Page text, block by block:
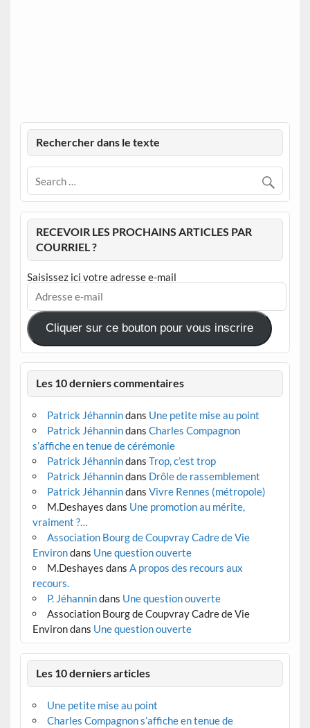
Rechercher dans le texte
RECEVOIR LES PROCHAINS ARTICLES PAR
COURRIEL ?
Saisissez ici votre adresse e-mail
Adresse
mail
Cliquer sur ce bouton pour vous inscrire
Les 10 derniers commentaires
Patrick Jéhannindans Une petite mise au point
Patrick Jéhannindans Charles Compagnon
s’affiche en tenue de cérémonie
Patrick Jéhannindans Trop, c’est trop
Patrick Jéhannindans Drôle de rassemblement
Patrick Jéhannindans Vivre Rennes (métropole)
M.Deshayes dans Une promotion au mérite,
vraiment ?…
Association Bourg de Coupvray Cadre de Vie
Environdans Une question ouverte
M.Deshayes dans A propos des recours aux
recours.
P. Jéhannindans Une question ouverte
Association Bourg de Coupvray Cadre de Vie
Environdans Une question ouverte
Les 10 derniers articles
Une petite mise au point
Charles Compagnon s’affiche en tenue de